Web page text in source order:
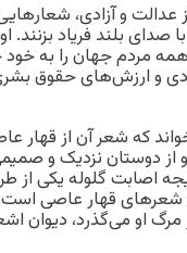
و آزادی،
بلند فریاد بزنند.
همه مردم جهان را به
و ارزش‌های حقوق
که شعر آن از قهار
از دوستان نزدیک و
در نتیجه اصابت گلوله یکی
شعرهای قهار عاصی
می‌سرود و در نزدیک به ۳۰ سال که از مرگ او می‌گذرد،